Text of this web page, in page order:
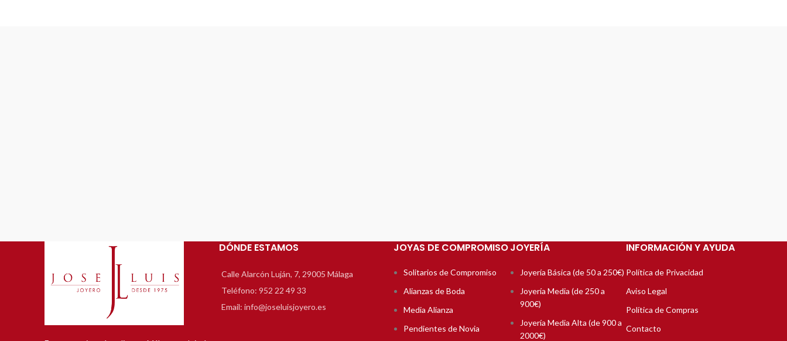
DÓNDE ESTAMOS
Calle Alarcón Luján, 7, 29005 Málaga
Teléfono: 952 22 49 33
Email: info@joseluisjoyero.es
JOYAS DE COMPROMISO
Solitarios de Compromiso
Alianzas de Boda
Media Alianza
Pendientes de Novia
JOYERÍA
Joyería Básica (de 50 a 250€)
Joyería Media (de 250 a
900€)
Joyería Media Alta (de 900 a
2000€)
INFORMACIÓN Y AYUDA
Política de Privacidad
Aviso Legal
Política de Compras
Contacto